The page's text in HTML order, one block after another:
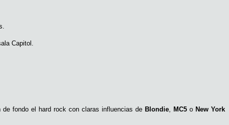
Capitol.
fondo el hard rock con claras influencias de Blondie MC5 o New York